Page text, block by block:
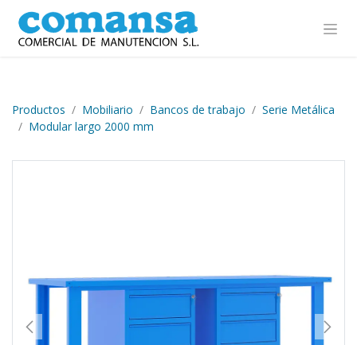
Ir al contenido
Productos Mobiliario Bancos de trabajo
Serie Metálica
Modular largo 2000 mm